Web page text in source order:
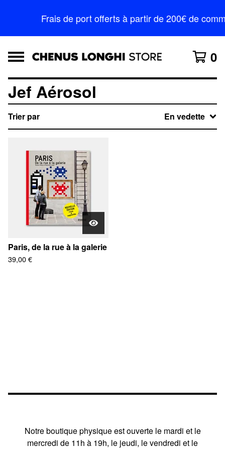
Frais de port offerts à partir de 200€ de
0
Jef Aérosol
Trier par En vedette
Paris, de la rue à la galerie
39,00€
Notre boutique physique est ouverte le mardi et le
mercredi de 11h à 19h, le jeudi, le vendredi et le